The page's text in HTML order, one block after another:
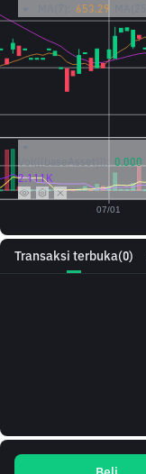
Transaksi terbuka(0)
653.29
Vol({{baseAsset}}): 0.000
2.111K